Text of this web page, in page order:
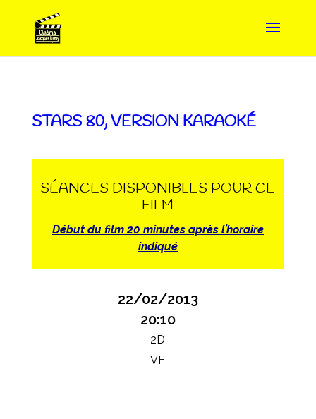
STARS 80, VERSION KARAOKÉ
SÉANCES DISPONIBLES POUR CE
FILM
Début du film 20 minutes après l’horaire
indiqué
22/02/2013
20:10
2D
VF